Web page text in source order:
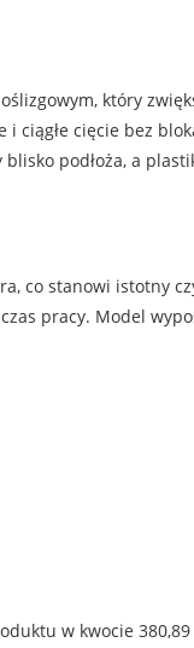
który
ciągłe cięcie bez
podłoża, a
co stanowi istotny
pracy. Model
w kwocie